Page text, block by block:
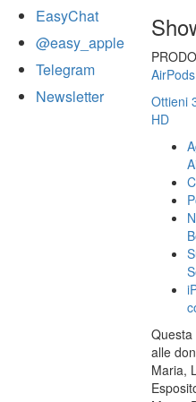
EasyChat
@easy_apple
Telegram
Newsletter
Ottieni
HD
alle
Maria,